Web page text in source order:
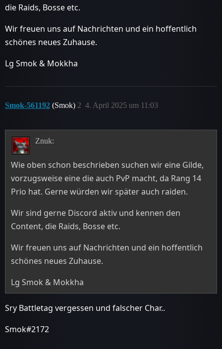
die Raids, Bosse etc.
Wir freuen uns auf Nachrichten und ein hoffentlich
schönes neues Zuhause.
Lg Smok & Mokkha
Smok-561192 (Smok) 4. April 2025 um 11:03
2
Znuk:
Wie oben schon beschrieben suchen wir eine Gilde,
vorzugsweise eine die auch PvP macht, da Rang 14
Prio hat. Gerne würden wir später auch raiden.
Wir sind gerne Discord aktiv und kennen den
Content, die Raids, Bosse etc.
Wir freuen uns auf Nachrichten und ein hoffentlich
schönes neues Zuhause.
Lg Smok & Mokkha
Sry Battletag vergessen und falscher Char..
Smok#2172